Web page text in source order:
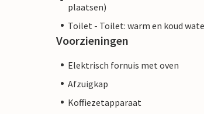
plaatsen)
Toilet - Toilet: warm en koud
Voorzieningen
Elektrisch fornuis met oven
Afzuigkap
Koffiezetapparaat